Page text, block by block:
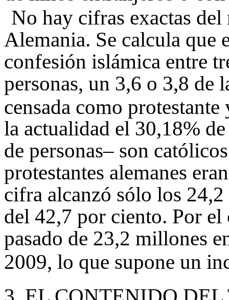
No hay cifras exactas
Alemania. Se calcula que
confesión islámica entre
personas, un 3,6 o 3,8 de
censada como
la actualidad el 30,18%
de personas– son
protestantes alemanes
cifra alcanzó sólo los
del 42,7 por ciento. Por
pasado de 23,2 millones
2009, lo que supone un